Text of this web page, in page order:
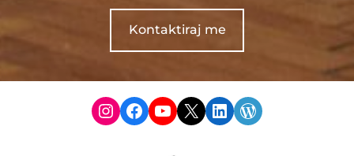
Kontaktiraj me
Instagram
Facebook
YouTube
X LinkedIn
WordPress